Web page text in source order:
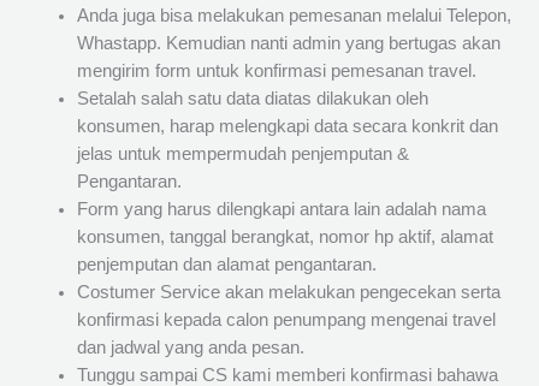
Anda juga bisa melakukan pemesanan melalui Telepon,
Whastapp. Kemudian nanti admin yang bertugas akan
mengirim form untuk konfirmasi pemesanan travel.
Setalah salah satu data diatas dilakukan oleh
konsumen, harap melengkapi data secara konkrit dan
jelas untuk mempermudah penjemputan &
Pengantaran.
Form yang harus dilengkapi antara lain adalah nama
konsumen, tanggal berangkat, nomor hp aktif, alamat
penjemputan dan alamat pengantaran.
Costumer Service akan melakukan pengecekan serta
konfirmasi kepada calon penumpang mengenai travel
dan jadwal yang anda pesan.
Tunggu sampai CS kami memberi konfirmasi bahawa